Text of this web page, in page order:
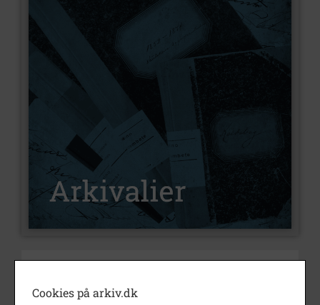
Nummer
A3088
Type
Cookies på arkiv.dk